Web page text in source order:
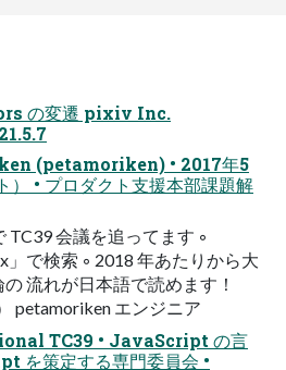
の変遷 pixiv Inc.
(petamoriken) • 2017年5
） • プロダクト支援本部課題解
TC39 会議を追ってます ◦
」で検索 ◦ 2018 年あたりから大
流れが日本語で読めます！
petamoriken エンジニア
TC39 • JavaScript の言
を策定する専門委員会 •